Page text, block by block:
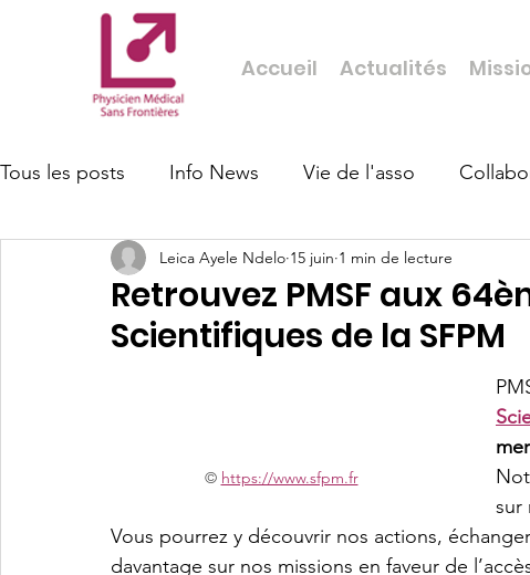
Accueil Actualités
Tous les posts Info News Vie de l'asso
Retrouvez PMSF aux
Scientifiques de la SFPM
Leica Ayele Ndelo 15 juin 1 min de lecture
© https://www.sfpm.fr
sur
Vous pourrez y découvrir nos actions,
davantage sur nos missions en faveur de